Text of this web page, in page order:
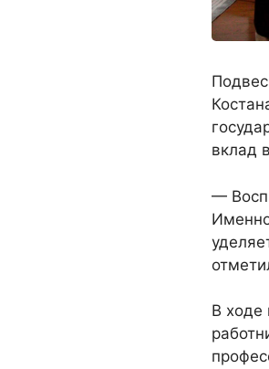
вклад
—
В ходе